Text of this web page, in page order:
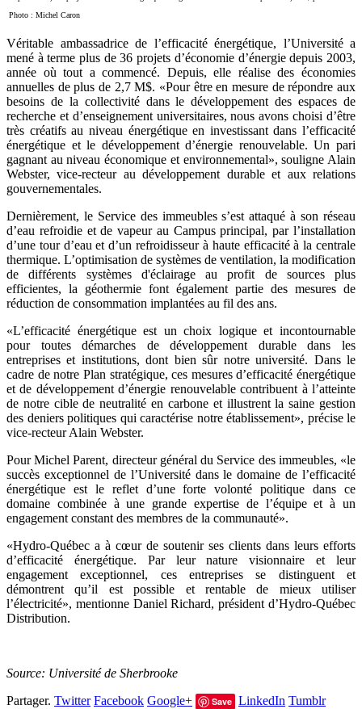
Photo : Michel Caron
Véritable ambassadrice de l’efficacité énergétique, l’Université a
mené à terme plus de 36 projets d’économie d’énergie depuis 2003,
année où tout a commencé. Depuis, elle réalise des économies
annuelles de plus de 2,7 M$. «Pour être en mesure de répondre aux
besoins de la collectivité dans le développement des espaces de
recherche et d’enseignement universitaires, nous avons choisi d’être
très créatifs au niveau énergétique en investissant dans l’efficacité
énergétique et le développement d’énergie renouvelable. Un pari
gagnant au niveau économique et environnemental», souligne Alain
Webster, vice-recteur au développement durable et aux relations
gouvernementales.
Dernièrement, le Service des immeubles s’est attaqué à son réseau
d’eau refroidie et de vapeur au Campus principal, par l’installation
d’une tour d’eau et d’un refroidisseur à haute efficacité à la centrale
thermique. L’optimisation de systèmes de ventilation, la modification
de différents systèmes d'éclairage au profit de sources plus
efficientes, la géothermie font également partie des mesures de
réduction de consommation implantées au fil des ans.
«L’efficacité énergétique est un choix logique et incontournable
pour toutes démarches de développement durable dans les
entreprises et institutions, dont bien sûr notre université. Dans le
cadre de notre Plan stratégique, ces mesures d’efficacité énergétique
et de développement d’énergie renouvelable contribuent à l’atteinte
de notre cible de neutralité en carbone et illustrent la saine gestion
des deniers politiques qui caractérise notre établissement», précise le
vice-recteur Alain Webster.
Pour Michel Parent, directeur général du Service des immeubles, «le
succès exceptionnel de l’Université dans le domaine de l’efficacité
énergétique est le reflet d’une forte volonté politique dans ce
domaine combinée à une grande expertise de l’équipe et à un
engagement constant des membres de la communauté».
«Hydro-Québec a à cœur de soutenir ses clients dans leurs efforts
d’efficacité énergétique. Par leur nature visionnaire et leur
engagement exceptionnel, ces entreprises se distinguent et
démontrent qu’il est possible et rentable de mieux utiliser
l’électricité», mentionne Daniel Richard, président d’Hydro-Québec
Distribution.
Source: Université de Sherbrooke
Partager. Twitter Facebook Google+ Save LinkedIn Tumblr